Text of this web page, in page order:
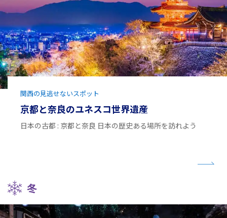
関西の見逃せないスポット
京都と奈良のユネスコ世界遺産
日本の古都 : 京都と奈良 日本の歴史ある場所を訪れよう
冬